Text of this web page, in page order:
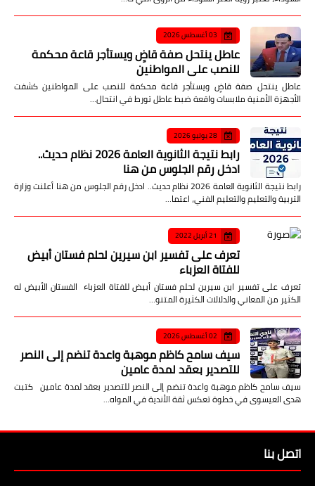
03 أغسطس 2026
عاطل ينتحل صفة قاضٍ ويستأجر قاعة محكمة
للنصب على المواطنين
عاطل ينتحل صفة قاضٍ ويستأجر قاعة محكمة للنصب على المواطنين كشفت
الأجهزة الأمنية ملابسات واقعة ضبط عاطل تورط في انتحال…
28 يوليو 2026
رابط نتيجة الثانوية العامة 2026 نظام حديث..
ادخل رقم الجلوس من هنا
رابط نتيجة الثانوية العامة 2026 نظام حديث.. ادخل رقم الجلوس من هنا أعلنت وزارة
التربية والتعليم والتعليم الفني، اعتما…
21 أبريل 2022
تعرف على تفسير ابن سيرين لحلم فستان أبيض
للفتاة العزباء
تعرف على تفسير ابن سيرين لحلم فستان أبيض للفتاة العزباء الفستان الأبيض له
الكثير من المعاني والدلالات الكثيرة المتنو…
02 أغسطس 2026
سيف سامح كاظم موهبة واعدة تنضم إلى النصر
للتصدير بعقد لمدة عامين
سيف سامح كاظم موهبة واعدة تنضم إلى النصر للتصدير بعقد لمدة عامين كتبت
هدى العيسوى في خطوة تعكس ثقة الأندية في المواه…
اتصل بنا